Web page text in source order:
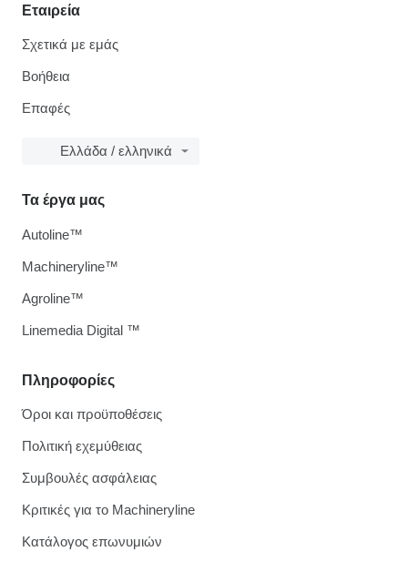
Εταιρεία
Σχετικά με εμάς
Βοήθεια
Επαφές
Ελλάδα / ελληνικά
Πληροφορίες
Όροι και προϋποθέσεις
Πολιτική εχεμύθειας
Συμβουλές ασφάλειας
Κριτικές για το Machineryline
Κατάλογος επωνυμιών
Τα έργα μας
Autoline™
Machineryline™
Agroline™
Linemedia Digital ™